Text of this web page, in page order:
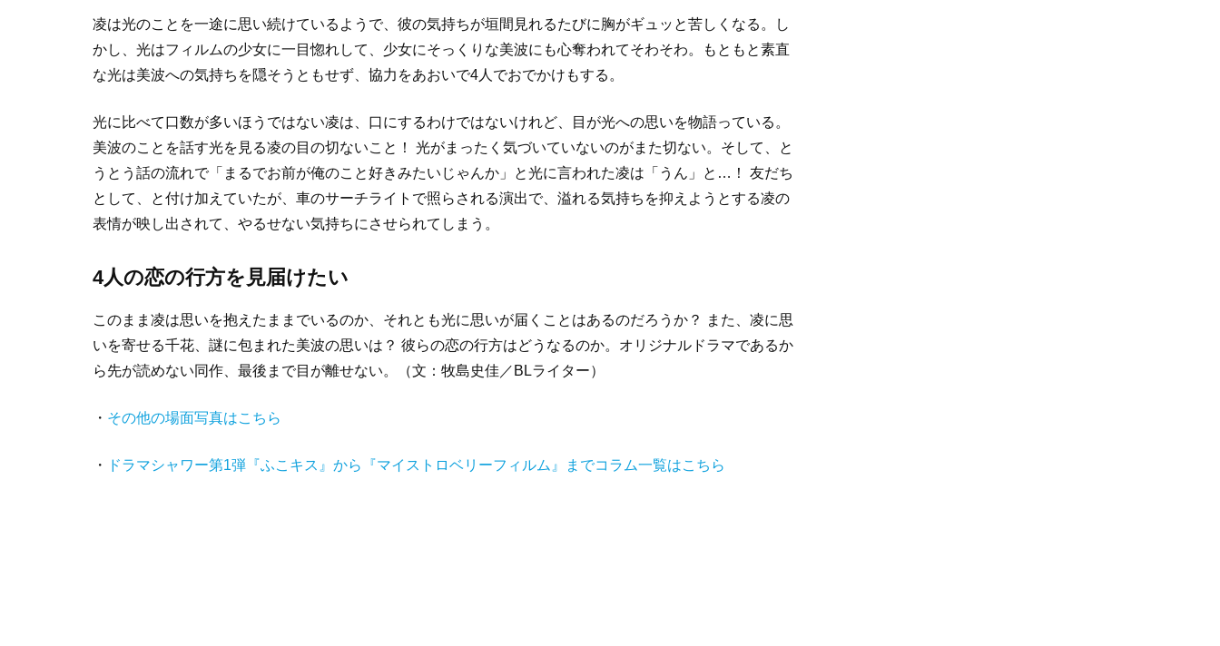
凌は光のことを一途に思い続けているようで、彼の気持ちが垣間見れるたびに胸がギュッと苦しくなる。し
かし、光はフィルムの少女に一目惚れして、少女にそっくりな美波にも心奪われてそわそわ。もともと素直
な光は美波への気持ちを隠そうともせず、協力をあおいで4人でおでかけもする。
光に比べて口数が多いほうではない凌は、口にするわけではないけれど、目が光への思いを物語っている。
美波のことを話す光を見る凌の目の切ないこと！ 光がまったく気づいていないのがまた切ない。そして、と
うとう話の流れで「まるでお前が俺のこと好きみたいじゃんか」と光に言われた凌は「うん」と…！ 友だち
として、と付け加えていたが、車のサーチライトで照らされる演出で、溢れる気持ちを抑えようとする凌の
表情が映し出されて、やるせない気持ちにさせられてしまう。
4人の恋の行方を見届けたい
このまま凌は思いを抱えたままでいるのか、それとも光に思いが届くことはあるのだろうか？ また、凌に思
いを寄せる千花、謎に包まれた美波の思いは？ 彼らの恋の行方はどうなるのか。オリジナルドラマであるか
ら先が読めない同作、最後まで目が離せない。（文：牧島史佳／BLライター）
・ その他の場面写真はこちら
・ ドラマシャワー第1弾『ふこキス』から『マイストロベリーフィルム』までコラム一覧はこちら